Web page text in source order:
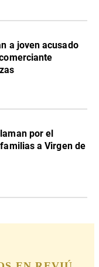
a joven acusado
por el
a Virgen de